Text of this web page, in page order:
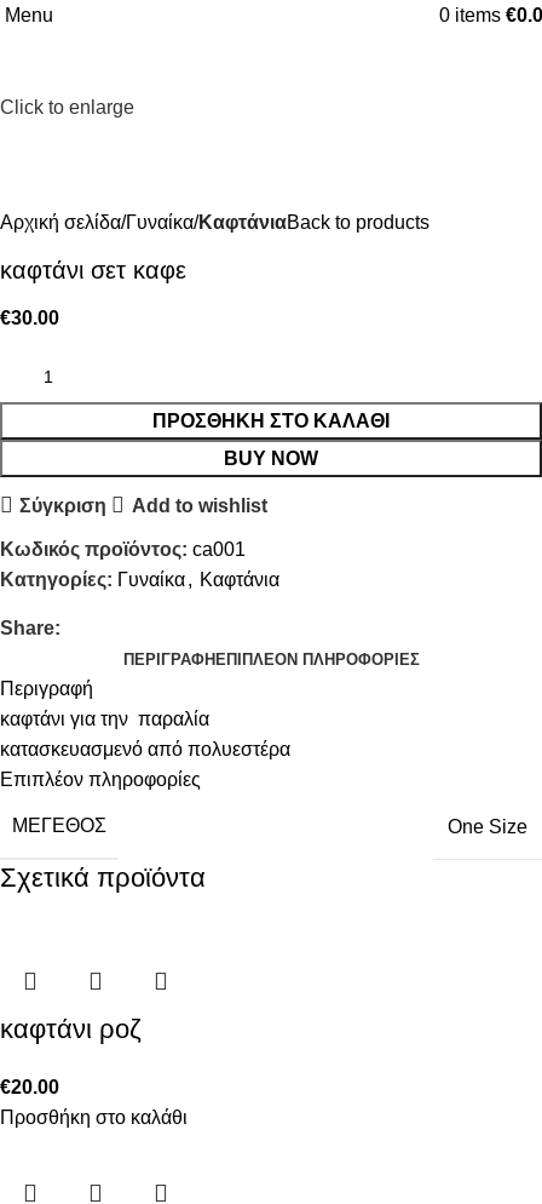
Menu 0 items €
Click to enlarge
Αρχική σελίδα Γυναίκα ΚαφτάνιαBack to products
καφτάνι σετ καφε
€30.00
ΠΡΟΣΘΉΚΗ ΣΤΟ ΚΑΛΆΘΙ
BUY NOW
Σύγκριση Add to wishlist
Κωδικός προϊόντος: ca001
Κατηγορίες: Γυναίκα, Καφτάνια
Share:
ΠΕΡΙΓΡΑΦΉ ΕΠΙΠΛΈΟΝ ΠΛΗΡΟΦΟΡΊΕΣ
Περιγραφή
καφτάνι για την παραλία
κατασκευασμενό από πολυεστέρα
Επιπλέον πληροφορίες
ΜΈΓΕΘΟΣ One Size
Σχετικά προϊόντα
καφτάνι ροζ
€20.00
Προσθήκη στο καλάθι